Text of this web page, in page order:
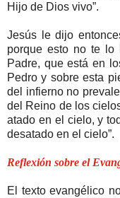
Hijo de Dios vivo”.
Jesús le dijo
porque esto no te lo
Padre, que está en
Pedro y sobre esta
del infierno no
del Reino de los
atado en el cielo, y
desatado en el cielo”.
Reflexión sobre el
El texto evangélico